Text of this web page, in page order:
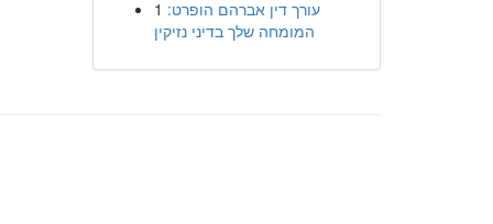
1 עורך דין אברהם הופרט:
המומחה שלך בדיני נזיקין